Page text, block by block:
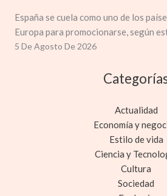
España se cuela como uno de los
Europa para promocionarse, según
5 De Agosto De 2026
Actualidad
Economía y
Estilo de vida
Ciencia y
Cultura
Sociedad